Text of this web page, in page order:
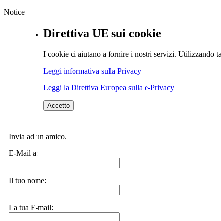
Notice
Direttiva UE sui cookie
I cookie ci aiutano a fornire i nostri servizi. Utilizzando
Leggi informativa sulla Privacy
Leggi la Direttiva Europea sulla e-Privacy
Accetto
Invia ad un amico.
E-Mail a:
Il tuo nome:
La tua E-mail: